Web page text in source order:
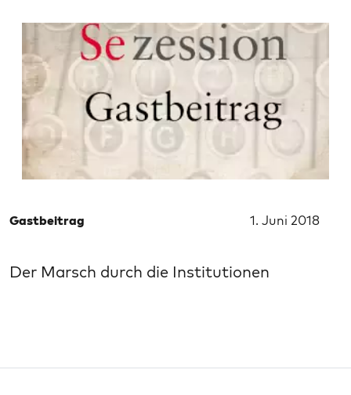
Gastbeitrag 1. Juni 2018
Der Marsch durch die Institutionen